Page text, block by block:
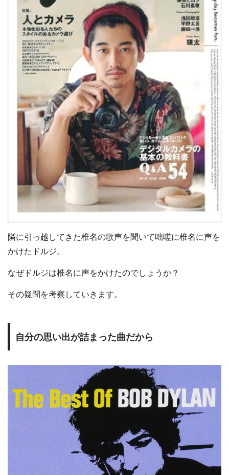
隣に引っ越してきた椎名の歌声を聞いて咄嗟に椎名に声を
かけたドルジ。
なぜドルジは椎名に声をかけたのでしょうか？
その疑問を考察していきます。
自分の思い出が詰まった曲だから